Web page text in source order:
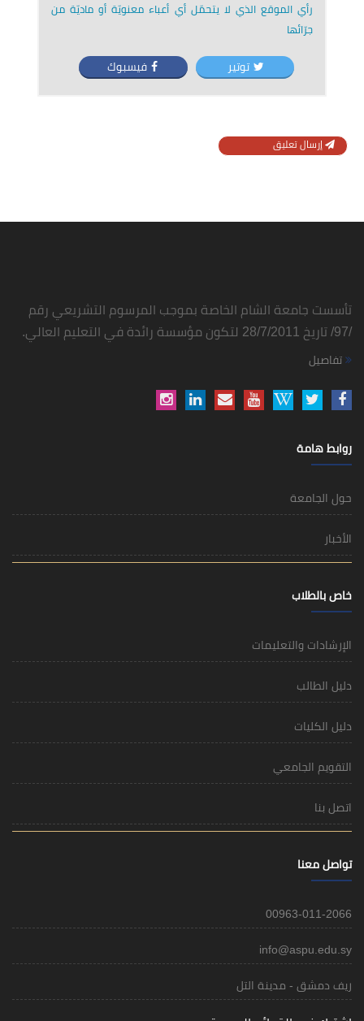
رأي الموقع الذي لا يتحمّل أي أعباء معنويّة أو ماديّة من
جرّائها
توتير فيسبوك
إرسال تعليق
تأسست جامعة الشام الخاصة بموجب المرسوم التشريعي رقم
/97/ تاريخ 28/7/2011 لتكون مؤسسة رائدة في التعليم العالي.
تفاصيل
روابط هامة
حول الجامعة
الأخبار
خاص بالطلاب
الإرشادات والتعليمات
دليل الطالب
دليل الكليات
التقويم الجامعي
اتصل بنا
تواصل معنا
00963-011-2066
info@aspu.edu.sy
ريف دمشق - مدينة التل